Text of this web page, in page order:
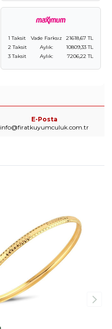
1 Taksit Vade Farksız
21618,67 TL
2 Taksit
Aylık:
10809,33 TL
3 Taksit
Aylık: 7206,22 TL
E-Posta
info@firatkuyumculuk.com.tr